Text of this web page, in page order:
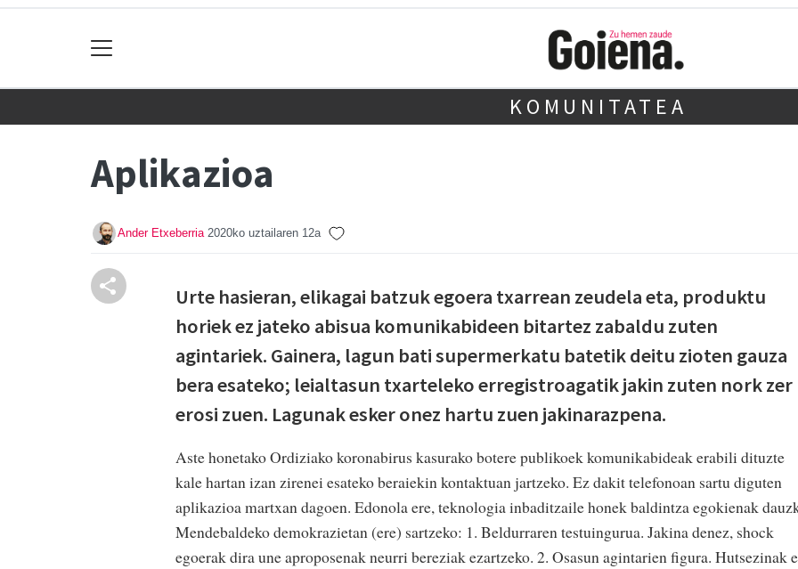
KOMUNITATEA
Aplikazioa
Ander Etxeberria 2020ko uztailaren 12a
Urte hasieran, elikagai batzuk egoera txarrean zeudela eta, produktu
horiek ez jateko abisua komunikabideen bitartez zabaldu zuten
agintariek. Gainera, lagun bati supermerkatu batetik deitu zioten gauza
bera esateko; leialtasun txarteleko erregistroagatik jakin zuten nork zer
erosi zuen. Lagunak esker onez hartu zuen jakinarazpena.
Aste honetako Ordiziako koronabirus kasurako botere publikoek komunikabideak erabili dituzte
kale hartan izan zirenei esateko beraiekin kontaktuan jartzeko. Ez dakit telefonoan sartu diguten
aplikazioa martxan dagoen. Edonola ere, teknologia inbaditzaile honek baldintza egokienak
Mendebaldeko demokrazietan (ere) sartzeko: 1. Beldurraren testuingurua. Jakina denez, shock
egoerak dira une aproposenak neurri bereziak ezartzeko. 2. Osasun agintarien figura. Hutsezinak